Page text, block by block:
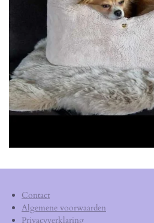
Contact
Algemene voorwaarden
Privacyverklaring